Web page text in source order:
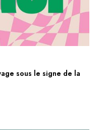
sous le signe de la